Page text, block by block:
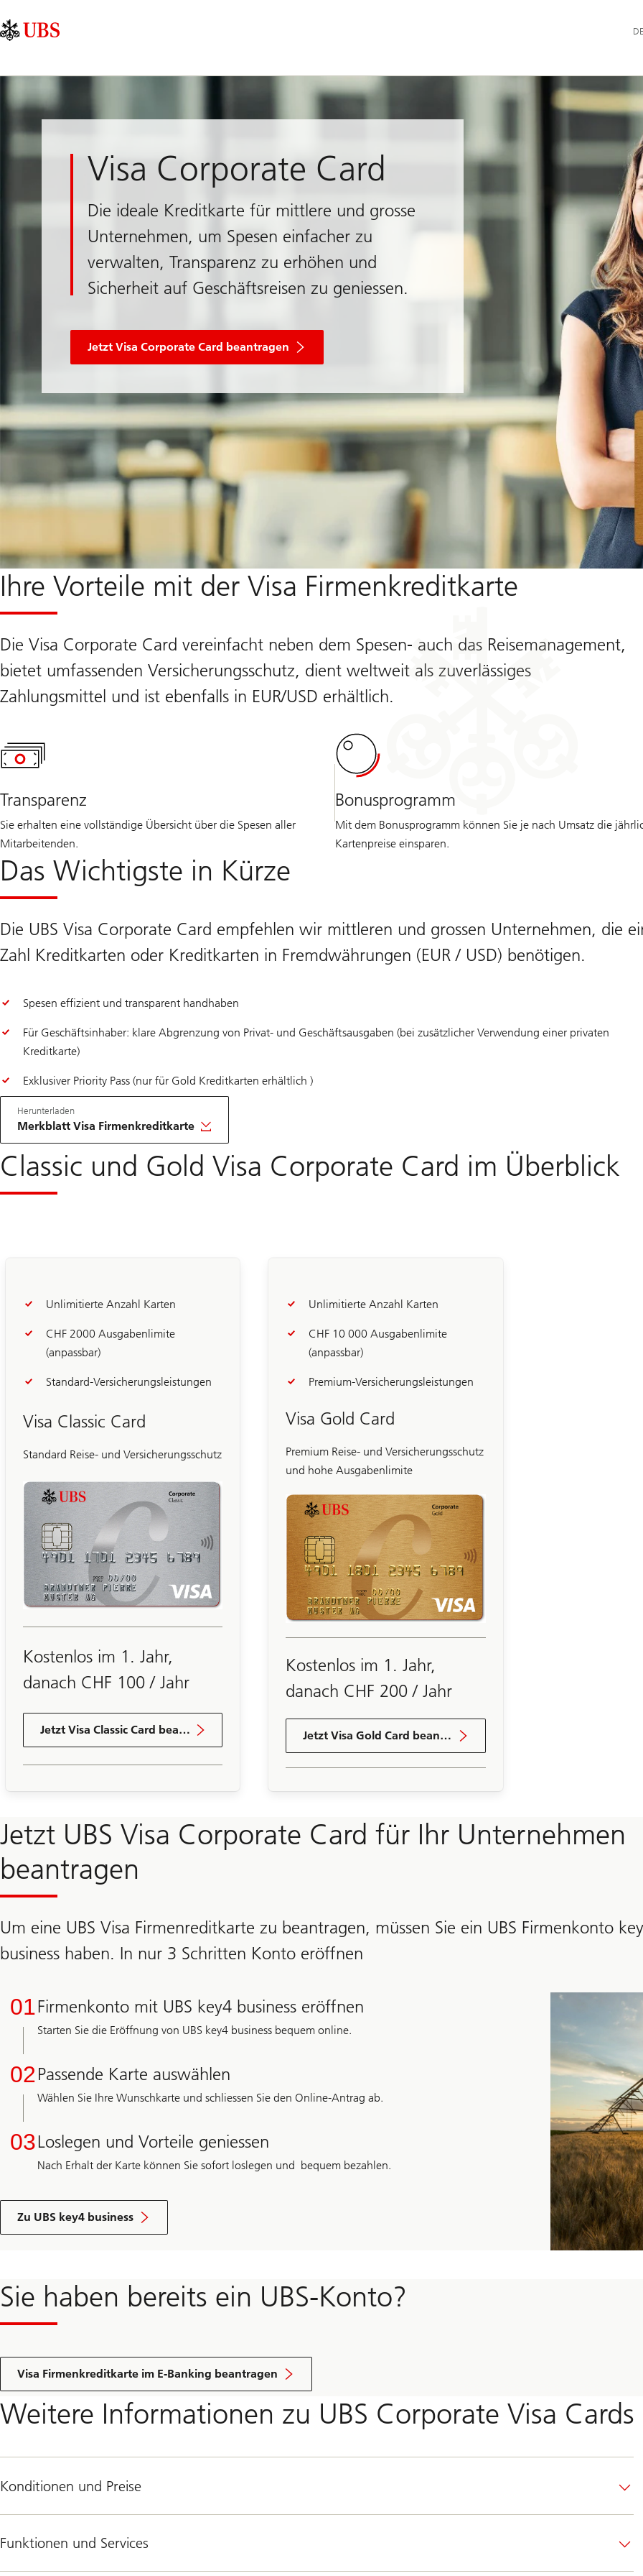
Area
Visa Corporate Card
Die ideale Kreditkarte für mittlere und grosse
Unternehmen, um Spesen einfacher zu
verwalten, Transparenz zu erhöhen und
Sicherheit auf Geschäftsreisen zu geniessen.
Jetzt Visa Corporate Card beantragen
Ihre Vorteile mit der Visa Firmenkreditkarte
Die Visa Corporate Card vereinfacht neben dem Spesen- auch das Reisemanagement,
bietet umfassenden Versicherungsschutz, dient weltweit als zuverlässiges
Zahlungsmittel und ist ebenfalls in EUR/USD erhältlich.
Transparenz
Sie erhalten eine vollständige Übersicht über die Spesen aller
Mitarbeitenden.
Bonusprogramm
Mit dem Bonusprogramm können Sie je nach Umsatz die
Kartenpreise einsparen.
Das Wichtigste in Kürze
Die UBS Visa Corporate Card empfehlen wir mittleren und grossen Unternehmen, die
Zahl Kreditkarten oder Kreditkarten in Fremdwährungen (EUR / USD) benötigen.
Spesen effizient und transparent handhaben
Für Geschäftsinhaber: klare Abgrenzung von Privat- und Geschäftsausgaben (bei zusätzlicher Verwendung einer privaten
Kreditkarte)
Exklusiver Priority Pass (nur für Gold Kreditkarten erhältlich )
Herunterladen
Merkblatt Visa Firmenkreditkarte
Classic und Gold Visa Corporate Card im Überblick
Visa Classic Card
Standard Reise- und Versicherungsschutz
Kostenlos im 1. Jahr,
danach CHF 100 / Jahr
Jetzt Visa Classic Card beantragen
Unlimitierte Anzahl Karten
CHF 2000 Ausgabenlimite
(anpassbar)
Standard-Versicherungsleistungen
Visa Gold Card
Premium Reise- und Versicherungsschutz
und hohe Ausgabenlimite
Kostenlos im 1. Jahr,
danach CHF 200 / Jahr
Jetzt Visa Gold Card beantragen
Unlimitierte Anzahl Karten
CHF 10 000 Ausgabenlimite
(anpassbar)
Premium-Versicherungsleistungen
Jetzt UBS Visa Corporate Card für Ihr Unternehmen
beantragen
Um eine UBS Visa Firmenreditkarte zu beantragen, müssen Sie ein UBS Firmenkonto
business haben. In nur 3 Schritten Konto eröffnen
01Firmenkonto mit UBS key4 business eröffnen
Starten Sie die Eröffnung von UBS key4 business bequem online.
02Passende Karte auswählen
Wählen Sie Ihre Wunschkarte und schliessen Sie den Online-Antrag ab.
03Loslegen und Vorteile geniessen
Nach Erhalt der Karte können Sie sofort loslegen und bequem bezahlen.
Zu UBS key4 business
Sie haben bereits ein UBS-Konto?
Visa Firmenkreditkarte im E-Banking beantragen
Weitere Informationen zu UBS Corporate Visa Cards
Konditionen und Preise
Funktionen und Services